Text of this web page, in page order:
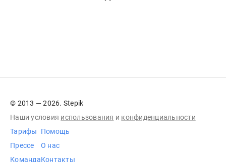
© 2013 — 2026. Stepik
Наши условия использования и конфиденциальности
Тарифы
Прессе
Команда
Помощь
О нас
Контакты